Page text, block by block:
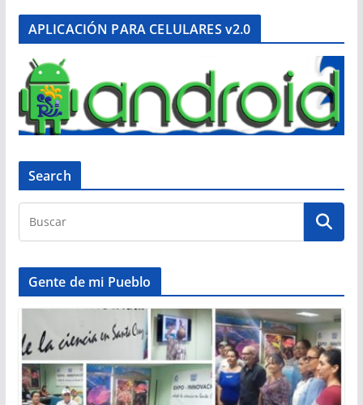
APLICACIÓN PARA CELULARES v2.0
Search
Gente de mi Pueblo